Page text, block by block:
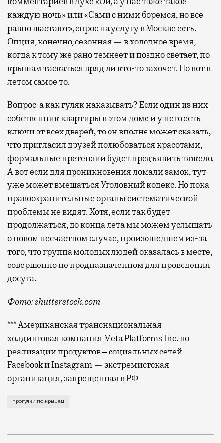
каждую ночь» или «Сами с ними боремся, но все
равно шастают», спрос на услугу в Москве есть.
Опция, конечно, сезонная — в холодное время,
когда к тому же рано темнеет и поздно светает, по
крышам таскаться вряд ли кто-то захочет. Но вот в
летом самое то.
Вопрос: а как гуляк наказывать? Если один из них
собственник квартиры в этом доме и у него есть
ключи от всех дверей, то он вполне может сказать,
что пригласил друзей полюбоваться красотами,
формальные претензии будет предъявить тяжело.
А вот если для проникновения ломали замок, тут
уже может вмешаться Уголовный кодекс. Но пока
правоохранительные органы систематической
проблемы не видят. Хотя, если так будет
продолжаться, до конца лета мы можем услышать
о новом несчастном случае, произошедшем из-за
того, что группа молодых людей оказалась в месте,
совершенно не предназначенном для проведения
досуга.
Фото: shutterstock.com
*** Американская транснациональная
холдинговая компания Meta Platforms Inc. по
реализации продуктов ‒ социальных сетей
Facebook и Instagram — экстремистская
организация, запрещенная в РФ
прогулки по крышам